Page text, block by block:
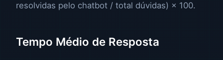
resolvidas pelo chatbot / total dúvidas) × 100.
Tempo Médio de Resposta